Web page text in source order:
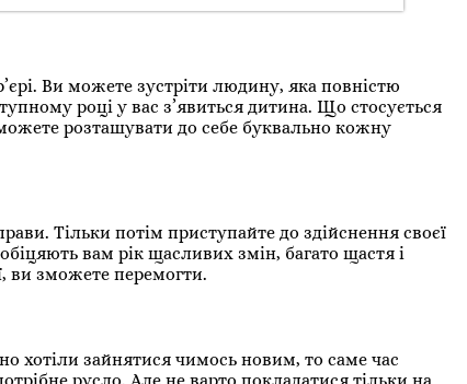
Ви можете зустріти людину, яка повністю
році у вас з’явиться дитина. Що стосується
розташувати до себе буквально кожну
Тільки потім приступайте до здійснення своєї
вам рік щасливих змін, багато щастя і
ви зможете перемогти.
хотіли зайнятися чимось новим, то саме час
русло. Але не варто покладатися тільки на